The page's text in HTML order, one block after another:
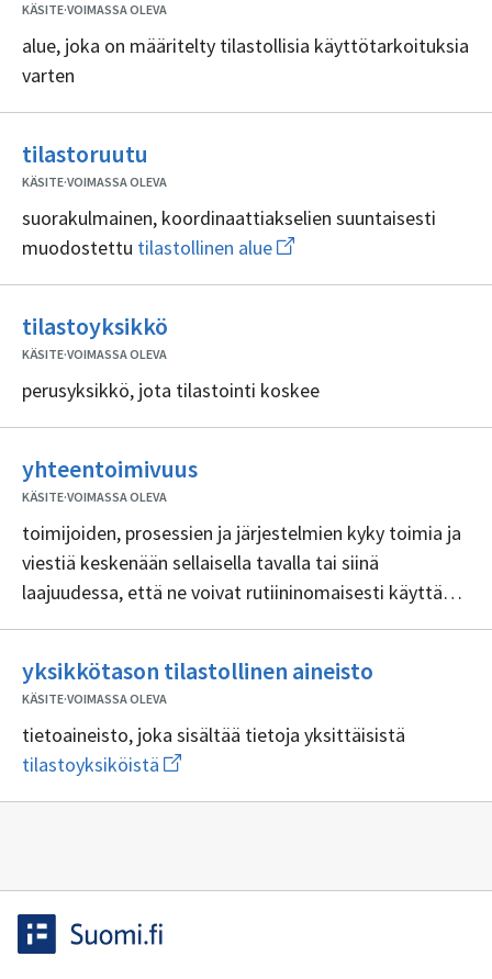
KÄSITE·VOIMASSA OLEVA
alue, joka on määritelty tilastollisia käyttötarkoituksia
varten
tilastoruutu
sisällöntuottajia
KÄSITE·VOIMASSA OLEVA
suorakulmainen, koordinaattiakselien suuntaisesti
muodostettu tilastollinen alueAvaa
uuden
ikkunan
tilastoyksikkö
KÄSITE·VOIMASSA OLEVA
perusyksikkö, jota tilastointi koskee
yhteentoimivuusEi
sisällöntuottajia
KÄSITE·VOIMASSA OLEVA
toimijoiden, prosessien ja järjestelmien kyky toimia ja
viestiä keskenään sellaisella tavalla tai siinä
laajuudessa, että ne voivat rutiininomaisesti käyttää
yksikkötason tilastollinen aineisto
KÄSITE·VOIMASSA OLEVA
tietoaineisto, joka sisältää tietoja yksittäisistä
tilastoyksiköistä Avaa
uuden
ikkunan